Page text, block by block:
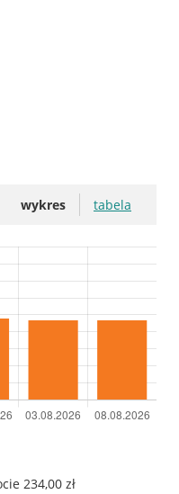
wykres tabela
234,00 zł